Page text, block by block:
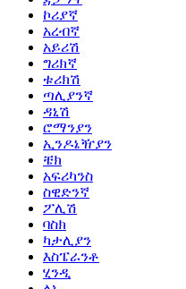
ኮሪያኛ
አረብኛ
አይሪሽ
ግሪክኛ
ቱሪክሽ
ጣሊያንኛ
ዳኒሽ
ሮማንያን
ኢንዶኔዥያን
ቼክ
አፍሪካንስ
ስዊድንኛ
ፖሊሽ
ባስክ
ካታሊያን
እስፔራንቶ
ሂንዲ